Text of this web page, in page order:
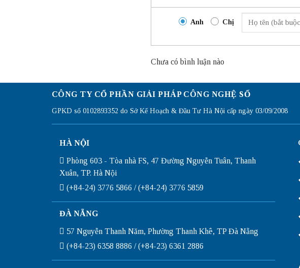
Anh Chị
Chưa có bình luận nào
CÔNG TY CỔ PHẦN GIẢI PHÁP CÔNG NGHỆ SỐ
GPKD số 0102893352 do Sở Kế Hoạch & Đầu Tư Hà Nội cấp ngày 03/09/2008
HÀ NỘI
Phòng 603 - Tòa nhà FS, 47 Đường Nguyễn Tuân, Thanh
Xuân, TP. Hà Nội
(+84-24) 3776 5866 / (+84-24) 3776 5859
ĐÀ NẴNG
57 Nguyễn Thanh Năm, Phường Thanh Khê, TP Đà Nẵng
(+84-23) 6358 8886 / (+84-23) 6361 2886